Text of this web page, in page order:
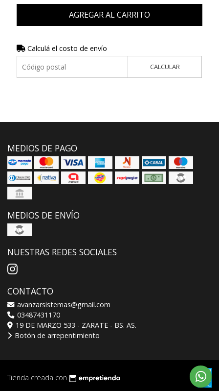
AGREGAR AL CARRITO
Calculá el costo de envío
CALCULAR
MEDIOS DE PAGO
MEDIOS DE ENVÍO
NUESTRAS REDES SOCIALES
CONTACTO
avanzarsistemas@gmail.com
03487431170
19 DE MARZO 533 - ZARATE - BS. AS.
Botón de arrepentimiento
Tienda creada con